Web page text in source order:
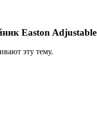
Easton
эту тему.